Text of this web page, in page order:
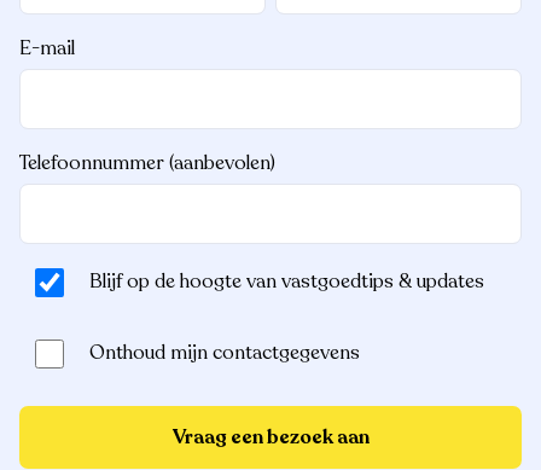
E-mail
Telefoonnummer (aanbevolen)
Blijf op de hoogte van vastgoedtips & updates
Onthoud mijn contactgegevens
Vraag een bezoek aan